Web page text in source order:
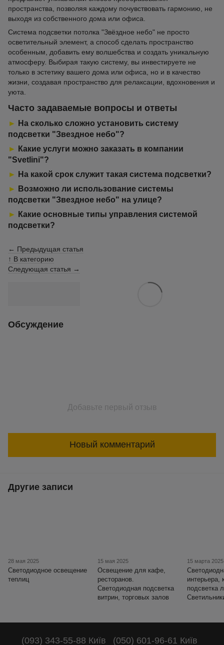
пространства, позволяя каждому почувствовать гармонию, не
выходя из собственного дома или офиса.
Система подсветки потолка "Звёздное небо" не просто
осветительный элемент, а способ сделать пространство
особенным, добавить ему волшебства и создать уникальную
атмосферу. Выбирая такую систему, вы инвестируете не
только в эстетику вашего дома или офиса, но и в качество
жизни, создавая пространство для релаксации, вдохновения и
уюта.
Часто задаваемые вопросы и ответы
► На сколько сложно установить систему
подсветки "Звездное небо"?
► Какие услуги можно заказать в компании
"Svetlini"?
► На какой срок служит такая система подсветки?
► Возможно ли использование системы
подсветки "Звездное небо" на улице?
► Какие основные типы управления системой
подсветки?
← Предыдущая статья
↑ В категорию
Следующая статья →
Обсуждение
Добавьте первый отзыв
Новый комментарий
Другие записи
28 мая 2025
Светодиодное освещение
теплиц
15 мая 2025
Освещение для кафе,
ресторанов.
Светодиодная подсветка
витрин, торговых залов
15 марта 2025
интерьера,
подсветка
(093) 343-55-88 Київ (050) 601-96-61 Київ